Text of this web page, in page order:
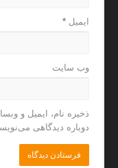
ایمیل*
وب‌ سایت
ذخیره نام، ایمیل و
دوباره دیدگاهی